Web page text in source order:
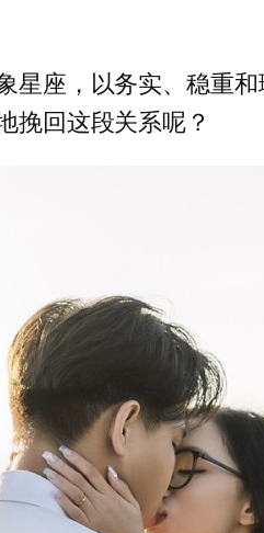
星座，以务实、稳重
挽回这段关系呢？